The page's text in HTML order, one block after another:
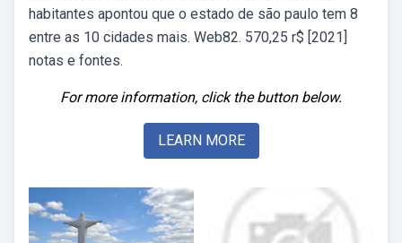
habitantes apontou que o estado de são paulo tem 8
entre as 10 cidades mais. Web82. 570,25 r$ [2021]
notas e fontes.
For more information, click the button below.
LEARN MORE